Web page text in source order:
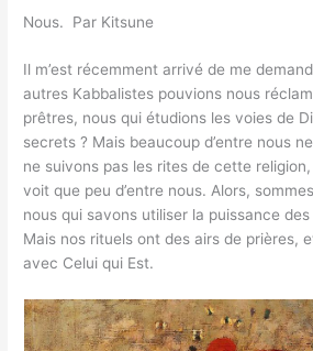
Nous. Par Kitsune
Il m’est récemment arrivé de me
autres Kabbalistes pouvions nous
prêtres, nous qui étudions les voies de
secrets ? Mais beaucoup d’entre nous
ne suivons pas les rites de cette
voit que peu d’entre nous. Alors,
nous qui savons utiliser la puissance
Mais nos rituels ont des airs de prières,
avec Celui qui Est.